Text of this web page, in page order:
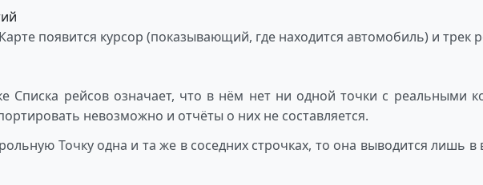
появится курсор (показывающий, где находится автомобиль) и трек
Списка рейсов означает, что в нём нет ни одной точки с реальными
невозможно и отчёты о них не составляется.
Точку одна и та же в соседних строчках, то она выводится лишь в